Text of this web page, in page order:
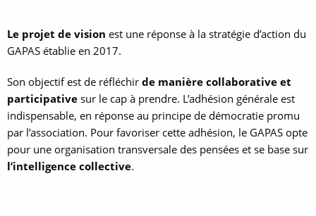
Le projet de vision est une réponse à la stratégie d’action du
GAPAS établie en 2017.
Son objectif est de réfléchir de manière collaborative et
participative sur le cap à prendre. L’adhésion générale est
indispensable, en réponse au principe de démocratie promu
par l’association. Pour favoriser cette adhésion, le GAPAS opte
pour une organisation transversale des pensées et se base sur
l’intelligence collective.